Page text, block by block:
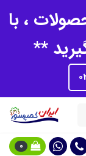
، با
**
0